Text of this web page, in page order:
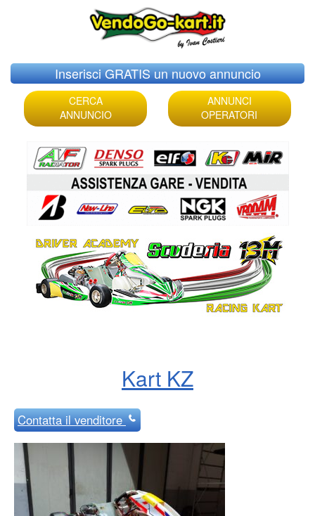
Skip
to
content
Inserisci GRATIS un nuovo annuncio
CERCA
ANNUNCIO
ANNUNCI
OPERATORI
Kart KZ
Contattail venditore